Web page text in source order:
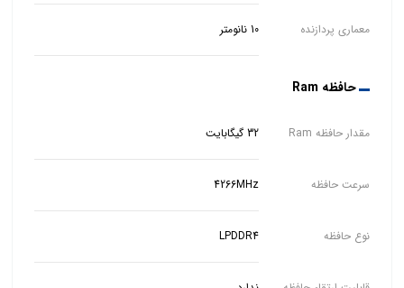
معماری پردازنده 10 نانومتر
حافظه Ram
مقدار حافظه Ram 32 گیگابایت
سرعت حافظه 4266MHz
نوع حافظه LPDDR4